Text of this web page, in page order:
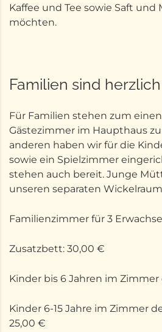
Kaffee und Tee sowie Saft und
möchten.
Familien sind
Für Familien stehen zum
Gästezimmer im Haupthaus
anderen haben wir für die
sowie ein Spielzimmer
stehen auch bereit. Junge
unseren separaten
Familienzimmer für 3
Zusatzbett: 30,00 €
Kinder bis 6 Jahren im
Kinder 6-15 Jahre im Zimmer
25,00 €